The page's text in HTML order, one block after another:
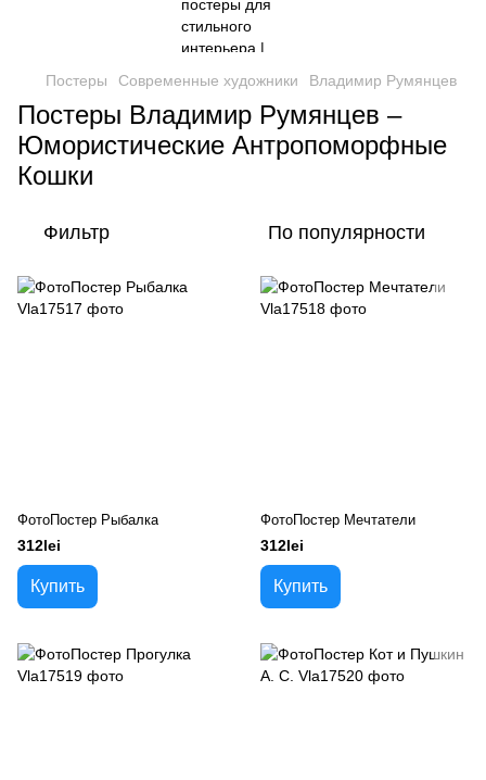
Постеры Современные художники Владимир Румянцев
Постеры Владимир Румянцев –
Юмористические Антропоморфные
Кошки
Фильтр По популярности
ФотоПостер Рыбалка
312lei
Купить
ФотоПостер Мечтатели
312lei
Купить